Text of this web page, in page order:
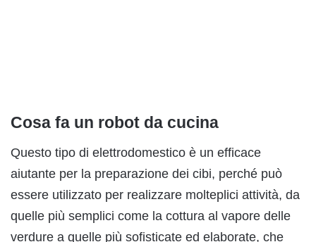
Cosa fa un robot da cucina
Questo tipo di elettrodomestico è un efficace
aiutante per la preparazione dei cibi, perché può
essere utilizzato per realizzare molteplici attività, da
quelle più semplici come la cottura al vapore delle
verdure a quelle più sofisticate ed elaborate, che